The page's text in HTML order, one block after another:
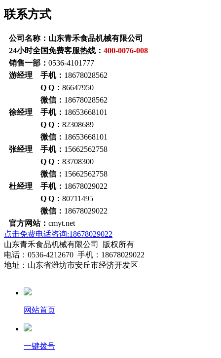
联系方式
公司名称：山东青禾食品机械有限公司
24小时全国免费客服热线： 400-0076-008
销售一部： 0536-4101777
游经理 手机： 18678028562
Q Q： 86647950
微信： 18678028562
徐经理 手机： 18653668101
Q Q： 82308689
微信： 18653668101
张经理 手机： 15662562758
Q Q： 83708300
微信： 15662562758
杜经理 手机： 18678029022
Q Q： 80711495
微信： 18678029022
官方网站： cmyt.net
点击免费电话咨询:18678029022
山东青禾食品机械有限公司 版权所有
电话：0536-4212670 手机：18678029022
地址：山东省潍坊市安丘市经济开发区
网站首页
一键拨号